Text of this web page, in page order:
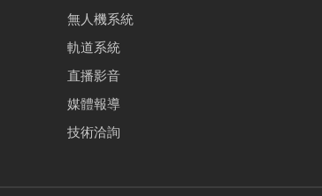
無人機系統
軌道系統
直播影音
媒體報導
技術洽詢